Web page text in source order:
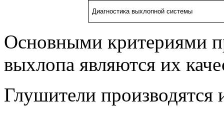
Диагностика выхлопной системы
Основными критериями
выхлопа являются их
Глушители